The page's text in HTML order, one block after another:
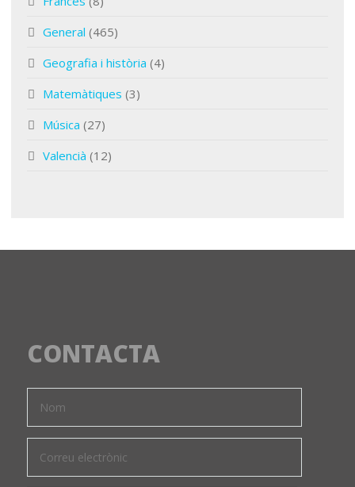
General (465)
Geografia i història (4)
Matemàtiques (3)
Música (27)
Valencià (12)
CONTACTA